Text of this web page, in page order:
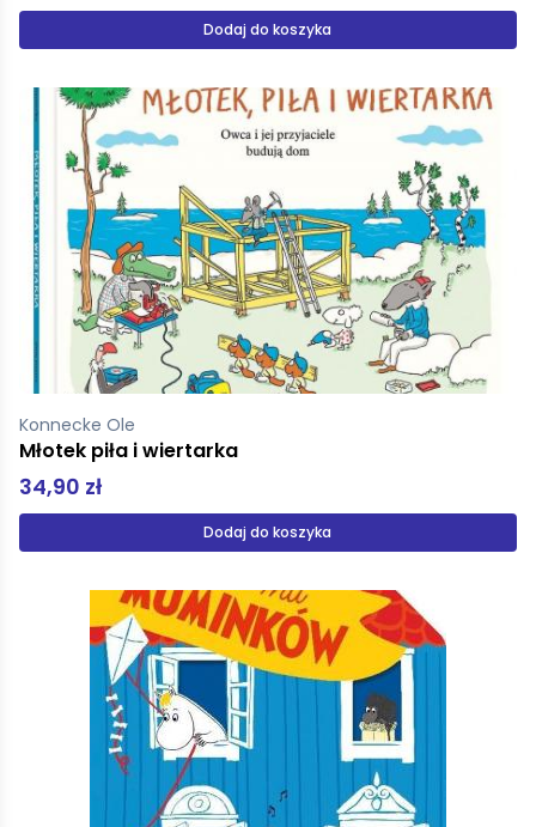
Dodaj do koszyka
Konnecke Ole
Młotek piła i wiertarka
34,90 zł
Dodaj do koszyka